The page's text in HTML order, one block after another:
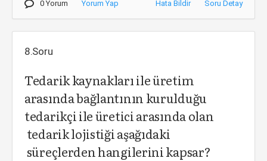
0 Yorum Yorum Yap Hata Bildir Soru Detay
8.Soru
Tedarik kaynakları ile üretim
arasında bağlantının kurulduğu
tedarikçi ile üretici arasında olan
tedarik lojistiği aşağıdaki
süreçlerden hangilerini kapsar?